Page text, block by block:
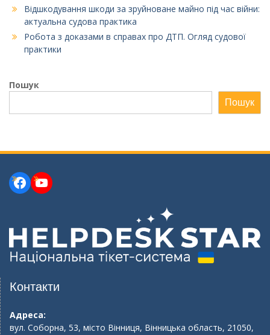
Відшкодування шкоди за зруйноване майно під час війни:
актуальна судова практика
Робота з доказами в справах про ДТП. Огляд судової
практики
Пошук
Пошук
Facebook
YouTube
Контакти
Адреса:
вул. Соборна, 53, місто Вінниця, Вінницька область, 21050,